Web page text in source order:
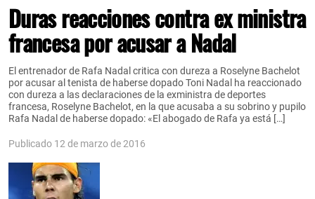
Duras reacciones contra ex ministra
francesa por acusar a Nadal
El entrenador de Rafa Nadal critica con dureza a Roselyne Bachelot
por acusar al tenista de haberse dopado Toni Nadal ha reaccionado
con dureza a las declaraciones de la exministra de deportes
francesa, Roselyne Bachelot, en la que acusaba a su sobrino y pupilo
Rafa Nadal de haberse dopado: «El abogado de Rafa ya está […]
Publicado 12 de marzo de 2016